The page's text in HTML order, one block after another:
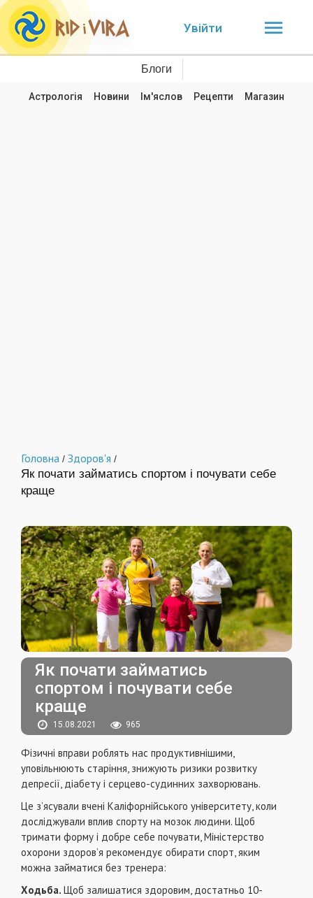
Увійти
Блоги
Астрологія Новини Ім'яслов Рецепти Магазин
Головна / Здоров'я /
Як почати займатись спортом і почувати себе
краще
Як почати займатись
спортом і почувати себе
краще
15.08.2021 965
Фізичні вправи роблять нас продуктивнішими,
уповільнюють старіння, знижують ризики розвитку
депресії, діабету і серцево-судинних захворювань.
Це з’ясували вчені Каліфорнійського університету, коли
досліджували вплив спорту на мозок людини. Щоб
тримати форму і добре себе почувати, Міністерство
охорони здоров’я рекомендує обирати спорт, яким
можна займатися без тренера:
Ходьба. Щоб залишатися здоровим, достатньо 10-